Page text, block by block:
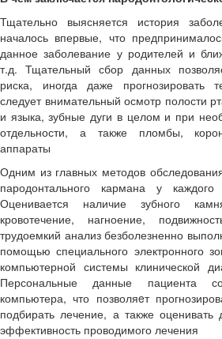
Тщательно выясняется история
началось впервые, что
данное заболевание у родителей и
т.д. Тщательный сбор данных
риска, иногда даже прогнозировать
следует внимательный осмотр полости
и языка, зубные дуги в целом и при
отдельности, а также пломбы,
аппараты
Одним из главных методов
пародонтального кармана у
Оценивается наличие зубного
кровотечение, нагноение,
трудоемкий анализ безболезненно
помощью специального электронного
компьютерной системы клинической
Персональные данные пациента
компьютера, что позволяeт
подбирать лечение, а также оценивать
эффективность проводимого лечения